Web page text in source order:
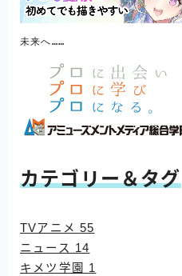
未来へ……
カテゴリー＆タグ
TVアニメ55
ニュース 14
キメツ学園 1